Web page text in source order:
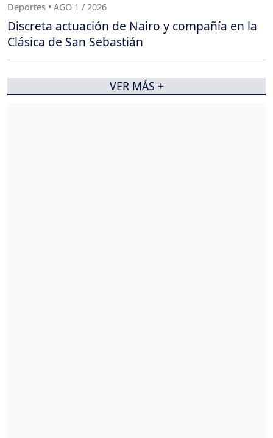
Deportes • AGO 1 / 2026
Discreta actuación de Nairo y compañía en la
Clásica de San Sebastián
VER MÁS +